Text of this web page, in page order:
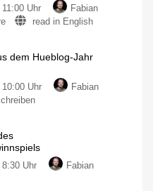
ist
zurück
Angebote
Uhr
Fabian
zu
wünscht
ein
frohes
Ein
zurück
nach
read in English
dem Hueblog-Jahr
Uhr
Fabian
zu
dem
Hueblog-
Uhr
Fabian